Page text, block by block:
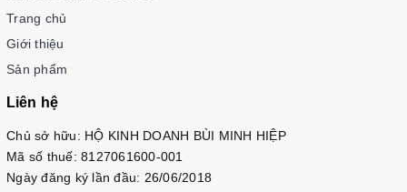
Trang chủ
Giới thiệu
Sản phẩm
Liên hệ
Chủ sở hữu: HỘ KINH DOANH BÙI MINH HIỆP
Mã số thuế: 8127061600-001
Ngày đăng ký lần đầu: 26/06/2018